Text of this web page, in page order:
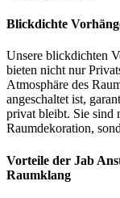
Blickdichte
Unsere blickdichten
bieten nicht nur
Atmosphäre des
angeschaltet ist,
privat bleibt. Sie sind
Raumdekoration,
Vorteile der Jab
Raumklang